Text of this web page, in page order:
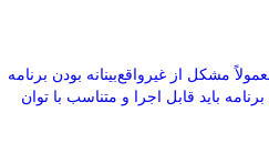
مشکل از غیرواقع‌بینانه بودن برنامه
باید قابل اجرا و متناسب با توان